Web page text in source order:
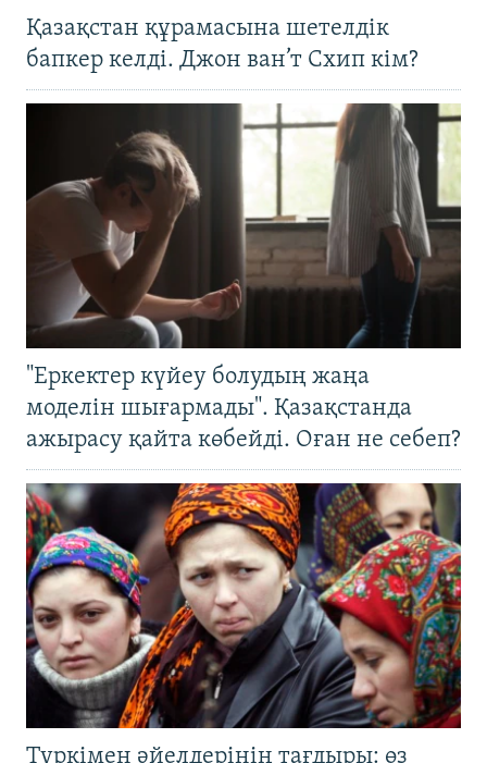
Қазақстан құрамасына шетелдік
бапкер келді. Джон ван’т Схип кім?
"Еркектер күйеу болудың жаңа
моделін шығармады". Қазақстанда
ажырасу қайта көбейді. Оған не себеп?
Түркімен әйелдерінің тағдыры: өз